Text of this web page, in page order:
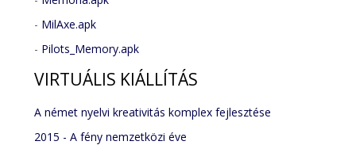
- MilAxe.apk
- Pilots_Memory.apk
VIRTUÁLIS KIÁLLÍTÁS
A német nyelvi kreativitás komplex fejlesztése
2015 - A fény nemzetközi éve